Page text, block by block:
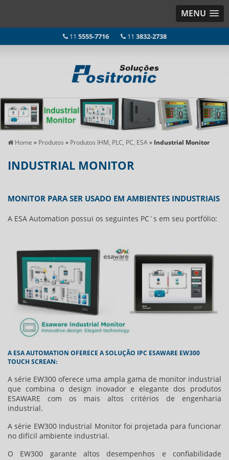
MENU
11 5555-7716 11 3832-2738
Home » Produtos » Produtos IHM, PLC, PC, ESA» Industrial Monitor
INDUSTRIAL MONITOR
MONITOR PARA SER USADO EM AMBIENTES INDUSTRIAIS
A ESA Automation possui os seguintes PC´s em seu portfólio:
A ESA AUTOMATION OFERECE A SOLUÇÃO IPC ESAWARE EW300
TOUCH SCREAN:
A série EW300 oferece uma ampla gama de monitor industrial
que combina o design inovador e elegante dos produtos
ESAWARE com os mais altos critérios de engenharia
industrial.
A série EW300 Industrial Monitor foi projetada para funcionar
no difícil ambiente industrial.
O EW300 garante altos desempenhos e confiabilidade